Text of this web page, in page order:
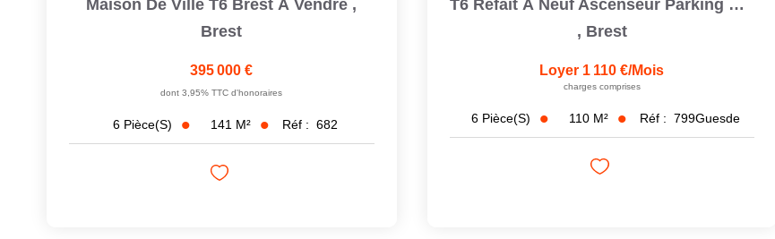
Maison De Ville T6 Brest À Vendre ,
Brest
395 000 €
dont 3,95% TTC d'honoraires
6 Pièce(s) 141 M² Réf : 682
T6 Refait À Neuf Ascenseur Parking Brest Saint Michel
, Brest
Loyer 1 110 €/mois
charges comprises
6 Pièce(s) 110 M² Réf : 799Guesde